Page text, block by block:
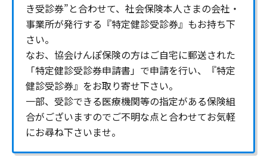
き受診券”と合わせて、社会保険本人さまの会社・
事業所が発行する『特定健診受診券』もお持ち下
さい。
なお、協会けんぽ保険の方はご自宅に郵送された
「特定健診受診券申請書」で申請を行い、『特定
健診受診券』をお取り寄せ下さい。
一部、受診できる医療機関等の指定がある保険組
合がございますのでご不明な点と合わせてお気軽
にお尋ね下さいませ。